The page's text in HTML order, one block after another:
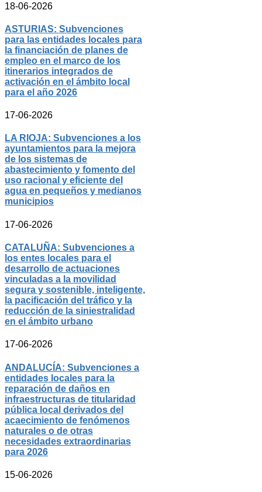
18-06-2026
ASTURIAS: Subvenciones
para las entidades locales para
la financiación de planes de
empleo en el marco de los
itinerarios integrados de
activación en el ámbito local
para el año 2026
17-06-2026
LA RIOJA: Subvenciones a los
ayuntamientos para la mejora
de los sistemas de
abastecimiento y fomento del
uso racional y eficiente del
agua en pequeños y medianos
municipios
17-06-2026
CATALUÑA: Subvenciones a
los entes locales para el
desarrollo de actuaciones
vinculadas a la movilidad
segura y sostenible, inteligente,
la pacificación del tráfico y la
reducción de la siniestralidad
en el ámbito urbano
17-06-2026
ANDALUCÍA: Subvenciones a
entidades locales para la
reparación de daños en
infraestructuras de titularidad
pública local derivados del
acaecimiento de fenómenos
naturales o de otras
necesidades extraordinarias
para 2026
15-06-2026